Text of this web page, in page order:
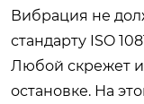
Вибрация не
стандарту ISO
Любой скрежет
остановке. На